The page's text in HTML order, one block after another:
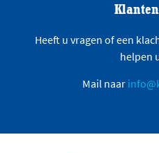
Heeft u vragen of een
helpen
Mail naar